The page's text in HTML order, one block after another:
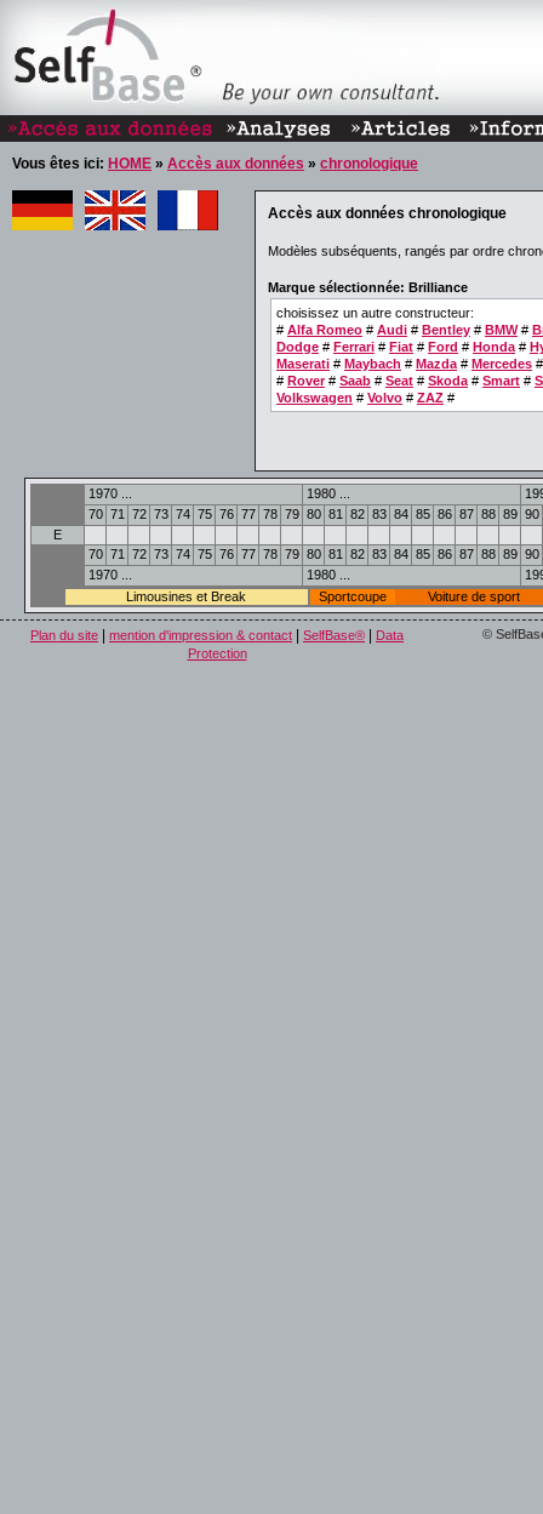
Vous êtes ici: HOME » Accès aux données » chronologique
Accès aux données chronologique
Modèles subséquents, rangés par ordre
Marque sélectionnée: Brilliance
choisissez un autre constructeur:
# Alfa Romeo # Audi # Bentley # BMW#
Dodge # Ferrari # Fiat # Ford # Honda #
Maserati # Maybach # Mazda # Mercedes
# Rover# Saab # Seat # Skoda # Smart #
Volkswagen # Volvo # ZAZ #
1970 ... 1980 ...
70 71 72 73 74 75 76 77 78 79 80 81 82 83 84 85 86 87 88 89 90
E
70 71 72 73 74 75 76 77 78 79 80 81 82 83 84 85 86 87 88 89 90
1970 ...
1980 ...
Limousines et Break
Sportcoupe Voiture de sport
Plan du site mention d'impression & contact SelfBase®
Data
Protection
©